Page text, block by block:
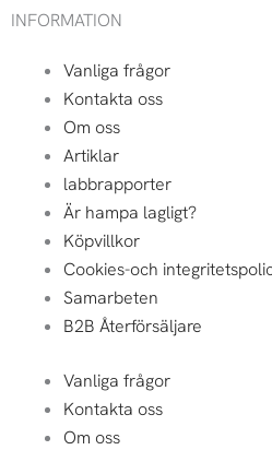
INFORMATION
Vanliga frågor
Kontakta oss
Om oss
Artiklar
labbrapporter
Är hampa lagligt?
Köpvillkor
Cookies-och
Samarbeten
B2B Återförsäljare
Vanliga frågor
Kontakta oss
Om oss